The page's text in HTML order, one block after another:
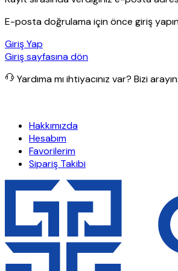
E-posta doğrulama için önce giriş
Giriş Yap
Giriş sayfasına dön
Yardıma mı ihtiyacınız var? Bizi arayın:
Hakkımızda
Hesabım
Favorilerim
Sipariş Takibi